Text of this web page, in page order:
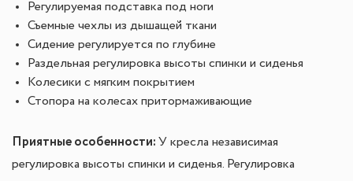
Регулируемая подставка под ноги
Съемные чехлы из дышащей ткани
Сидение регулируется по глубине
Раздельная регулировка высоты спинки и сиденья
Колесики с мягким покрытием
Стопора на колесах притормаживающие
Приятные особенности: У кресла независимая
регулировка высоты спинки и сиденья. Регулировка